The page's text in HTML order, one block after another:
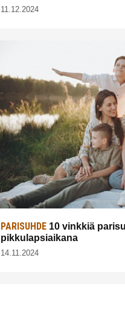
11.12.2024
PARISUHDE 10 vinkkiä
pikkulapsiaikana
14.11.2024